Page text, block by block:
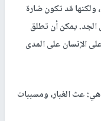
قد تكون ضارة
الجد. يمكن أن تطلق
الإنسان على المدى
عث الغبار، ومسببات